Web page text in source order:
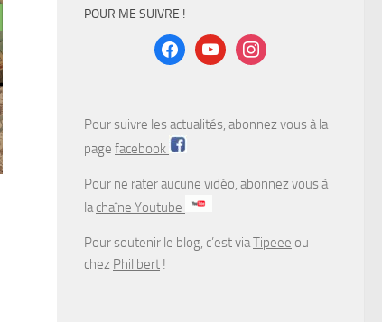
POUR ME SUIVRE !
facebookyoutubeinstagram
Pour suivre les actualités, abonnez vous à la
page facebook
Pour ne rater aucune vidéo, abonnez vous à
lachaîne Youtube
Pour soutenir le blog, c’est viaTipeee ou
chez Philibert !